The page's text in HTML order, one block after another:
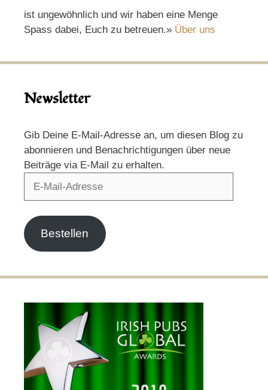
ist ungewöhnlich und wir haben eine Menge
Spass dabei, Euch zu betreuen.» Über uns
Newsletter
Gib Deine E-Mail-Adresse an, um diesen Blog zu
abonnieren und Benachrichtigungen über neue
Beiträge via E-Mail zu erhalten.
Bestellen